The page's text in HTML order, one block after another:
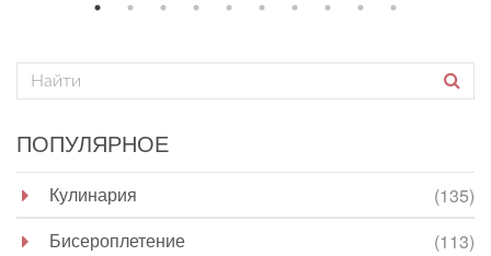
ПОПУЛЯРНОЕ
Кулинария
(135)
Бисероплетение
(113)